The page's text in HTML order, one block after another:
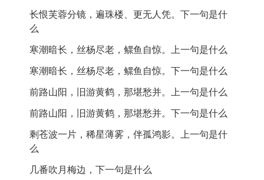
瘦鹤: 形容鹤的瘦弱，寓意孤独。
宿鹭: 指栖息的白鹭。
潜虬: 隐藏的龙虬，象征神秘的存在。
羁魂: 受拘束的灵魂，表达对自由的渴望。
芙蓉: 代表美丽的女子，寓意离别与思念。
鳏鱼: 孤独的鱼，象征孤独与忧伤。
长恨芙蓉分镜，遍珠楼、更无人凭。下一句是什
么
寒潮暗长，丝杨尽老，鳏鱼自惊。上一句是什么
寒潮暗长，丝杨尽老，鳏鱼自惊。下一句是什么
前路山阳，旧游黄鹤，那堪愁并。上一句是什么
前路山阳，旧游黄鹤，那堪愁并。下一句是什么
剩苍波一片，稀星薄雾，伴孤鸿影。上一句是什
么
几番吹月梅边，下一句是什么